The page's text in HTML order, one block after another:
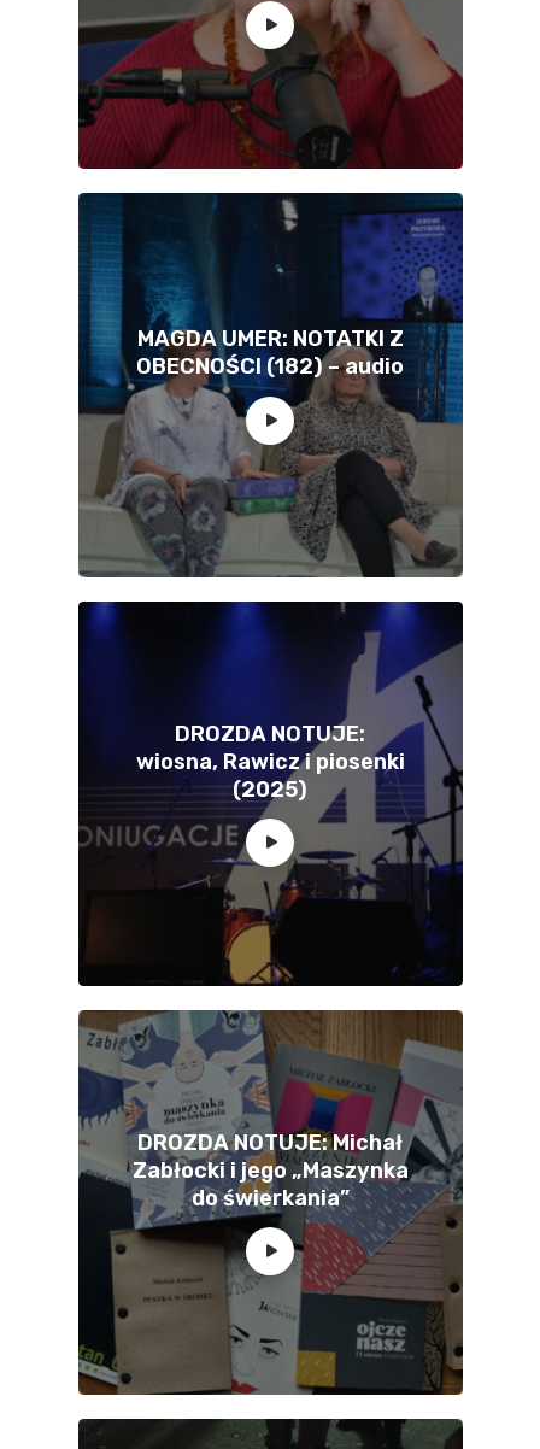
MAGDA UMER: NOTATKI Z
OBECNOŚCI (182) – audio
DROZDA NOTUJE:
wiosna, Rawicz i piosenki
(2025)
DROZDA NOTUJE: Michał
Zabłocki i jego „Maszynka
do świerkania”